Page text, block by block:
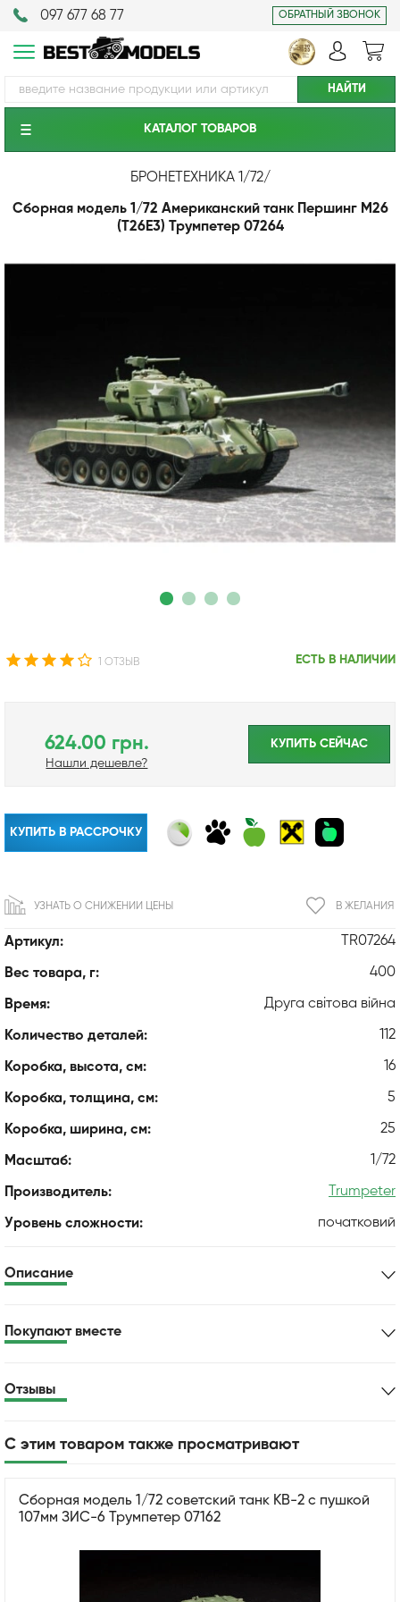
097 677 68 77 ОБРАТНЫЙ ЗВОНОК
КАТАЛОГ ТОВАРОВ
БРОНЕТЕХНИКА 1/72/
Сборная модель 1/72 Американский танк Першинг М26
(T26E3) Трумпетер 07264
1 ОТЗЫВ ЕСТЬ В НАЛИЧИИ
Артикул: TR07264
Вес товара, г: 400
Время: Друга світова війна
Количество деталей: 112
Коробка, высота, см: 16
Коробка, толщина, см: 5
Коробка, ширина, см: 25
Масштаб: 1/72
Производитель: Trumpeter
Уровень сложности: початковий
624.00 грн.
Нашли дешевле?
КУПИТЬ CЕЙЧАС
КУПИТЬ В РАССРОЧКУ
В ЖЕЛАНИЯ
УЗНАТЬ О СНИЖЕНИИ ЦЕНЫ
Описание
Покупают вместе
Отзывы
С этим товаром также просматривают
Сборная модель 1/72 советский танк КВ-2 с пушкой
107мм ЗИС-6 Трумпетер 07162